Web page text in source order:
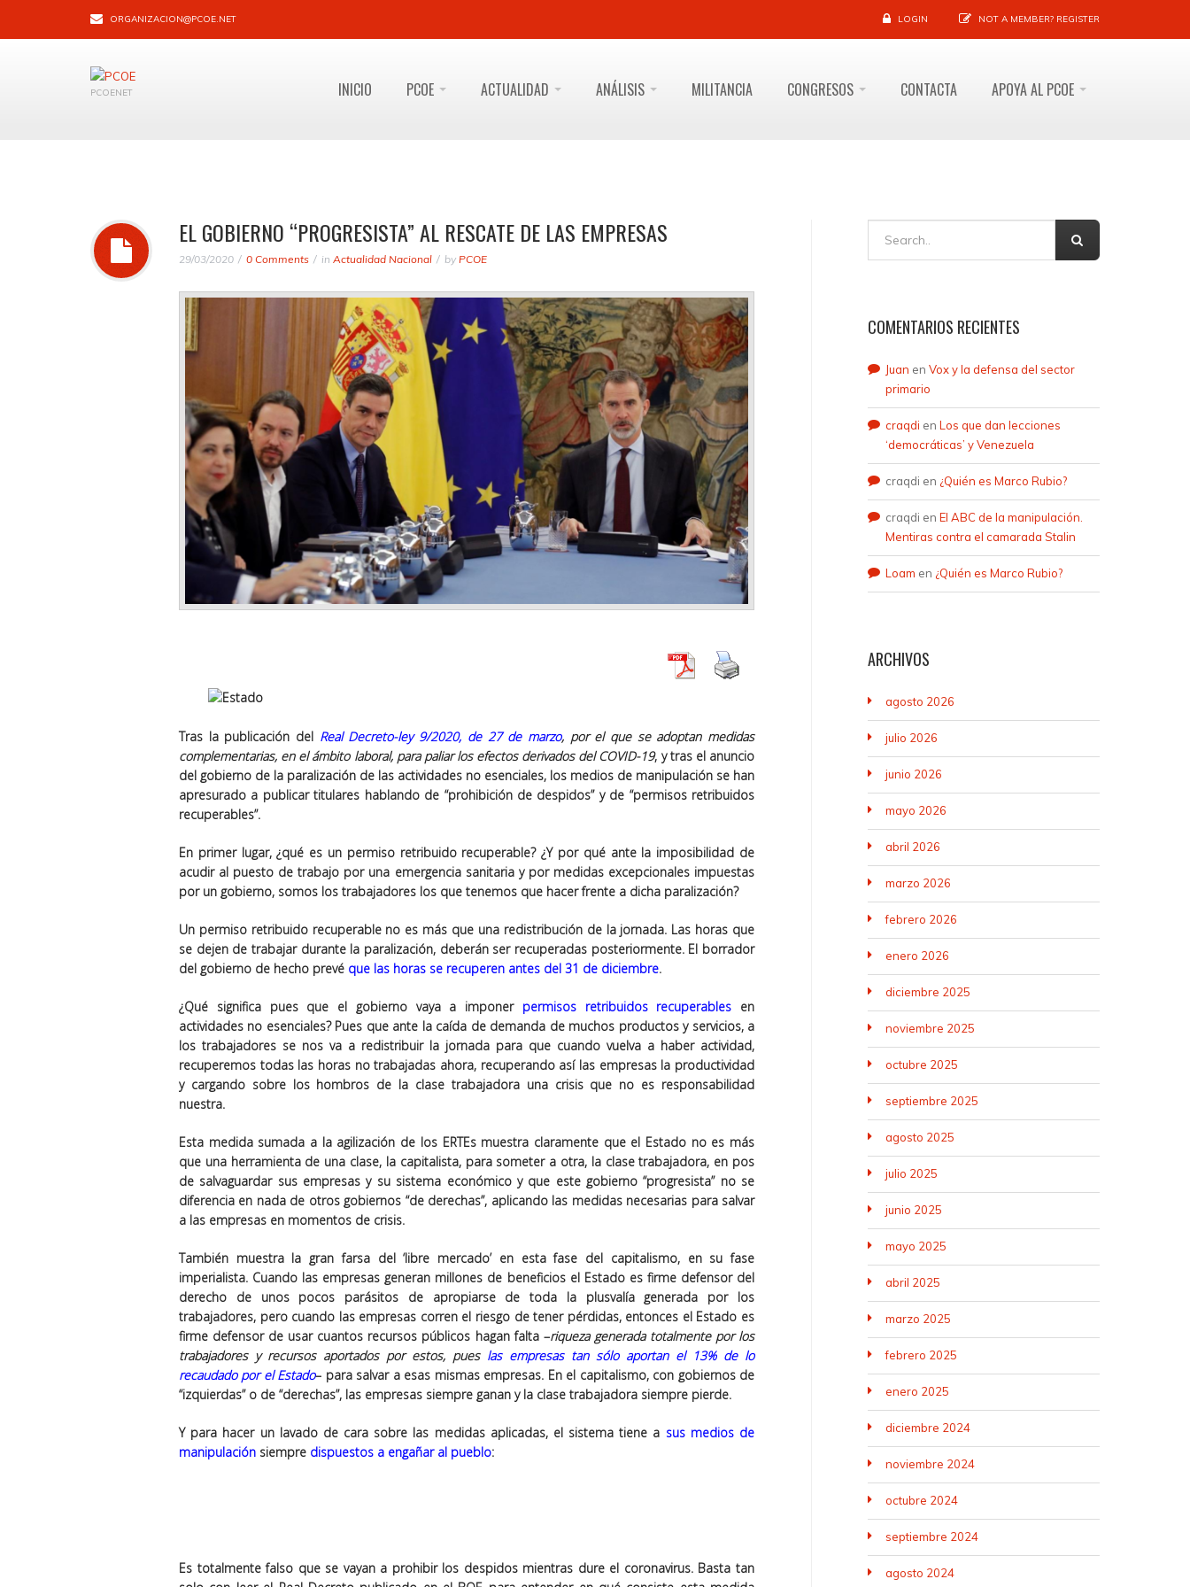
ORGANIZACION@PCOE.NET LOGIN NOT A MEMBER? REGISTER
PCOENET INICIO PCOE ACTUALIDAD ANÁLISIS MILITANCIA CONGRESOS CONTACTA APOYA AL PCOE
EL GOBIERNO “PROGRESISTA” AL RESCATE DE LAS EMPRESAS
29/03/2020 0 Comments in Actualidad Nacional by PCOE
Tras la publicación del Real Decreto-ley 9/2020, de 27 de marzo, por el que se adoptan medidas
complementarias, en el ámbito laboral, para paliar los efectos derivados del COVID-19, y tras el anuncio
del gobierno de la paralización de las actividades no esenciales, los medios de manipulación se han
apresurado a publicar titulares hablando de “prohibición de despidos” y de “permisos retribuidos
recuperables”.
En primer lugar, ¿qué es un permiso retribuido recuperable? ¿Y por qué ante la imposibilidad de
acudir al puesto de trabajo por una emergencia sanitaria y por medidas excepcionales impuestas
por un gobierno, somos los trabajadores los que tenemos que hacer frente a dicha paralización?
Un permiso retribuido recuperable no es más que una redistribución de la jornada. Las horas que
se dejen de trabajar durante la paralización, deberán ser recuperadas posteriormente. El borrador
del gobierno de hecho prevé que las horas se recuperen antes del 31 de diciembre.
¿Qué significa pues que el gobierno vaya a imponer permisos retribuidos recuperables en
actividades no esenciales? Pues que ante la caída de demanda de muchos productos y servicios, a
los trabajadores se nos va a redistribuir la jornada para que cuando vuelva a haber actividad,
recuperemos todas las horas no trabajadas ahora, recuperando así las empresas la productividad
y cargando sobre los hombros de la clase trabajadora una crisis que no es responsabilidad
nuestra.
Esta medida sumada a la agilización de los ERTEs muestra claramente que el Estado no es más
que una herramienta de una clase, la capitalista, para someter a otra, la clase trabajadora, en pos
de salvaguardar sus empresas y su sistema económico y que este gobierno “progresista” no se
diferencia en nada de otros gobiernos “de derechas”, aplicando las medidas necesarias para salvar
a las empresas en momentos de crisis.
También muestra la gran farsa del ‘libre mercado’ en esta fase del capitalismo, en su fase
imperialista. Cuando las empresas generan millones de beneficios el Estado es firme defensor del
derecho de unos pocos parásitos de apropiarse de toda la plusvalía generada por los
trabajadores, pero cuando las empresas corren el riesgo de tener pérdidas, entonces el Estado es
firme defensor de usar cuantos recursos públicos hagan falta –riqueza generada totalmente por los
trabajadores y recursos aportados por estos, pues las empresas tan sólo aportan el 13% de lo
recaudado por el Estado– para salvar a esas mismas empresas. En el capitalismo, con gobiernos de
“izquierdas” o de “derechas”, las empresas siempre ganan y la clase trabajadora siempre pierde.
Y para hacer un lavado de cara sobre las medidas aplicadas, el sistema tiene a sus medios de
manipulación siempre dispuestos a engañar al pueblo:
Es totalmente falso que se vayan a prohibir los despidos mientras dure el coronavirus. Basta tan
COMENTARIOS RECIENTES
Juan en Vox y la defensa del sector
primario
craqdi en Los que dan lecciones
‘democráticas’ y Venezuela
craqdi en ¿Quién es Marco Rubio?
craqdi en El ABC de la manipulación.
Mentiras contra el camarada Stalin
Loam en ¿Quién es Marco Rubio?
ARCHIVOS
agosto 2026
julio 2026
junio 2026
mayo 2026
abril 2026
marzo 2026
febrero 2026
enero 2026
diciembre 2025
noviembre 2025
octubre 2025
septiembre 2025
agosto 2025
julio 2025
junio 2025
mayo 2025
abril 2025
marzo 2025
febrero 2025
enero 2025
diciembre 2024
noviembre 2024
octubre 2024
septiembre 2024
agosto 2024